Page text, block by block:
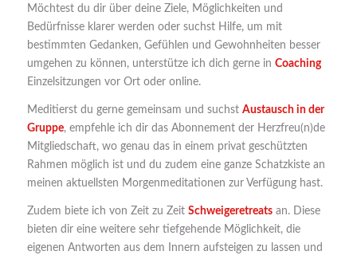
Möchtest du dir über deine Ziele, Möglichkeiten und
Bedürfnisse klarer werden oder suchst Hilfe, um mit
bestimmten Gedanken, Gefühlen und Gewohnheiten besser
umgehen zu können, unterstütze ich dich gerne in Coaching
Einzelsitzungen vor Ort oder online.
Meditierst du gerne gemeinsam und suchst Austausch in der
Gruppe, empfehle ich dir das Abonnement der Herzfreu(n)de
Mitgliedschaft, wo genau das in einem privat geschützten
Rahmen möglich ist und du zudem eine ganze Schatzkiste an
meinen aktuellsten Morgenmeditationen zur Verfügung hast.
Zudem biete ich von Zeit zu Zeit Schweigeretreatsan. Diese
bieten dir eine weitere sehr tiefgehende Möglichkeit, die
eigenen Antworten aus dem Innern aufsteigen zu lassen und